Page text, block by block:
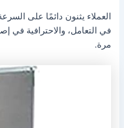
العملاء يثنون دائمًا على
في التعامل، والاحترافية في
مرة.